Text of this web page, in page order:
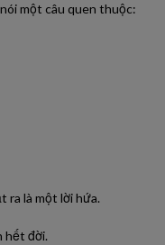
một câu quen thuộc:
ra là một lời hứa.
hết đời.